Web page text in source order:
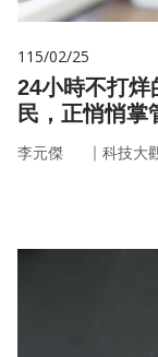
115/02/25
24小時不打烊
民，正悄悄掌
李元傑 ｜ 科技大